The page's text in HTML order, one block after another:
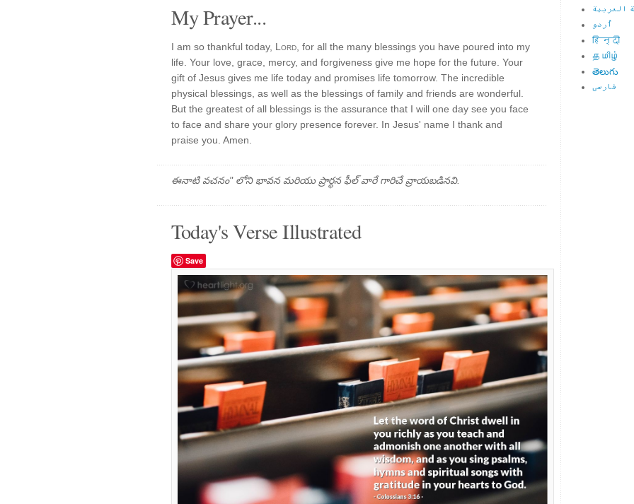
My Prayer...
I am so thankful today, Lord , for all the many blessings you have poured into my
life. Your love, grace, mercy, and forgiveness give me hope for the future. Your
gift of Jesus gives me life today and promises life tomorrow. The incredible
physical blessings, as well as the blessings of family and friends are wonderful.
But the greatest of all blessings is the assurance that I will one day see you face
to face and share your glory presence forever. In Jesus' name I thank and
praise you. Amen.
ఈనాటి వచనం" లోని భావన మరియు ప్రార్థన ఫీల్ వారే గారిచే వ్రాయబడినవి.
Today's Verse Illustrated
Save
العربية
اُردو
हिन्दी
தமிழ்
తెలుగు
فارسی